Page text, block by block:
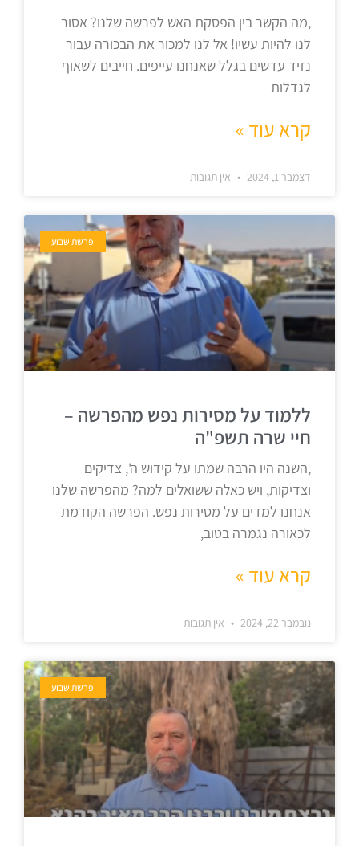
,מה הקשר בין הפסקת האש לפרשה שלנו? אסור
לנו להיות עשיו! אל לנו למכור את הבכורה עבור
נזיד עדשים בגלל שאנחנו עייפים. חייבים לשאוף
לגדלות
קרא עוד »
דצמבר 1, 2024 אין תגובות
פרשת שבוע
ללמוד על מסירות נפש מהפרשה –
חיי שרה תשפ"ה
,השנה היו הרבה שמתו על קידוש ה', צדיקים
וצדיקות, ויש כאלה ששואלים למה? מהפרשה שלנו
אנחנו למדים על מסירות נפש. הפרשה הקודמת
לכאורה נגמרה בטוב,
קרא עוד »
נובמבר 22, 2024 אין תגובות
פרשת שבוע